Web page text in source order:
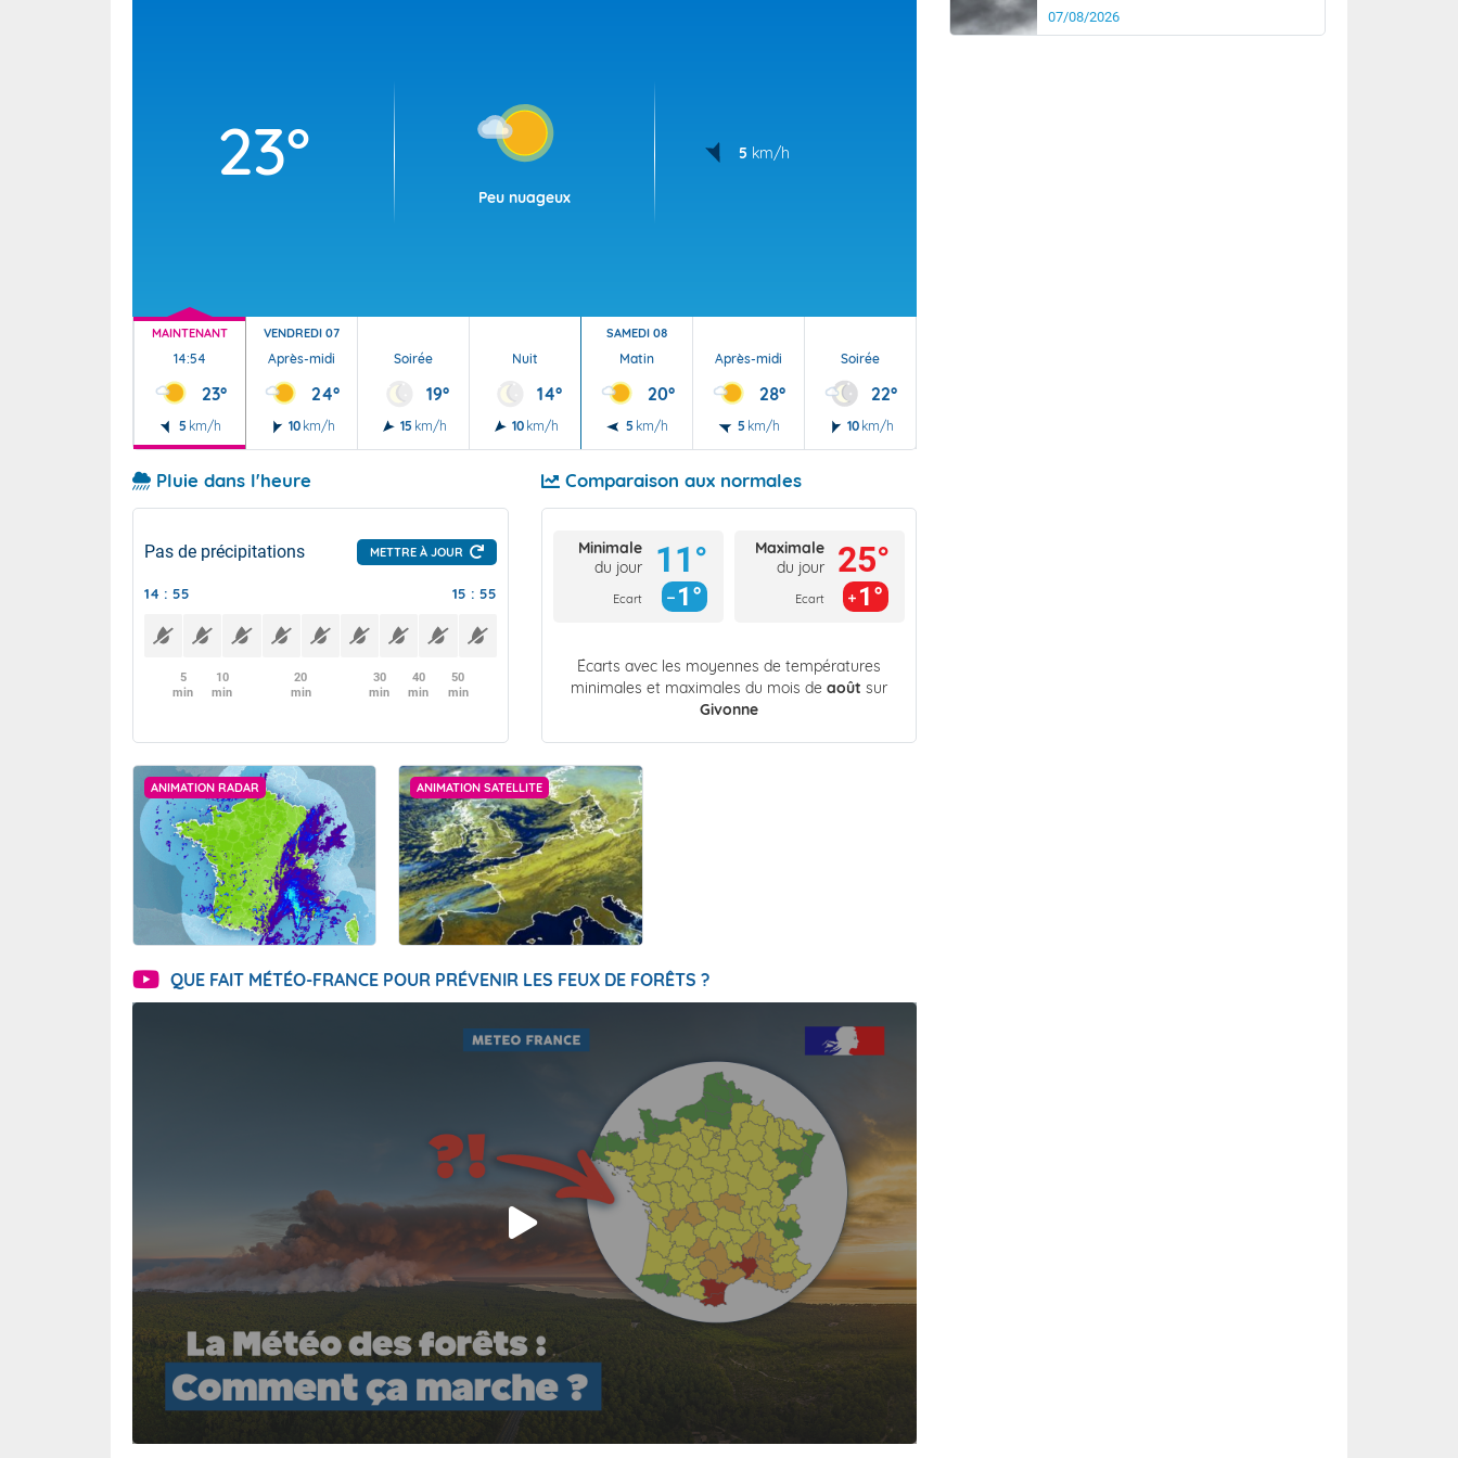
23°
Peu nuageux
5 km/h
MAINTENANT
14:54
23°
5 km/h
VENDREDI 07
Après-midi
24°
10 km/h
Soirée
19°
15 km/h
Nuit
14°
10 km/h
SAMEDI 08
Matin
20°
5 km/h
Après-midi
28°
5 km/h
Soirée
22°
10 km/h
Pluie dans l'heure
Pas de précipitations METTRE À JOUR
14 : 55 15 : 55
5
min
10
min
20
min
30
min
40
min
50
min
Comparaison aux normales
Minimale
du jour
Ecart
11°
1°
Maximale
du jour
Ecart
25°
1°
Écarts avec les moyennes de températures
minimales et maximales du mois de août sur
Givonne
ANIMATION RADAR ANIMATION SATELLITE
QUE FAIT MÉTÉO-FRANCE POUR PRÉVENIR LES FEUX DE FORÊTS ?
07/08/2026